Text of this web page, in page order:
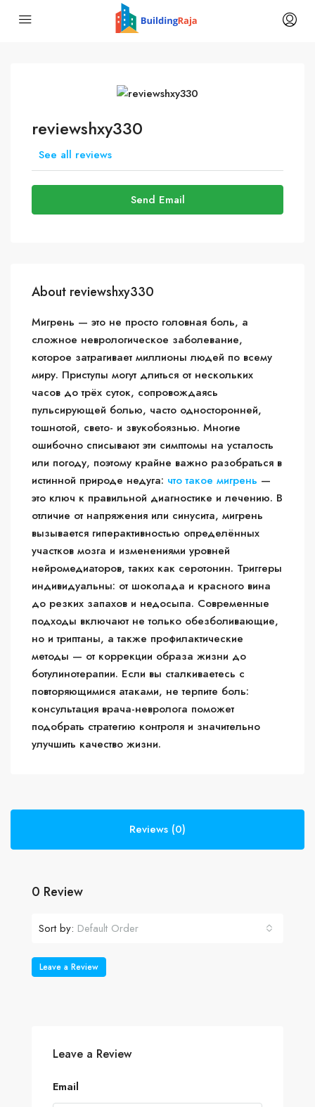
reviewshxy330
See all reviews
Send Email
About reviewshxy330
Мигрень — это не просто головная боль, а
сложное неврологическое заболевание,
которое затрагивает миллионы людей по всему
миру. Приступы могут длиться от нескольких
часов до трёх суток, сопровождаясь
пульсирующей болью, часто односторонней,
тошнотой, свето- и звукобоязнью. Многие
ошибочно списывают эти симптомы на усталость
или погоду, поэтому крайне важно разобраться в
истинной природе недуга: что такое мигрень —
это ключ к правильной диагностике и лечению. В
отличие от напряжения или синусита, мигрень
вызывается гиперактивностью определённых
участков мозга и изменениями уровней
нейромедиаторов, таких как серотонин. Триггеры
индивидуальны: от шоколада и красного вина
до резких запахов и недосыпа. Современные
подходы включают не только обезболивающие,
но и триптаны, а также профилактические
методы — от коррекции образа жизни до
ботулинотерапии. Если вы сталкиваетесь с
повторяющимися атаками, не терпите боль:
консультация врача-невролога поможет
подобрать стратегию контроля и значительно
улучшить качество жизни.
Reviews (0)
0 Review
Sort by: Default Order
Leave a Review
Leave a Review
Email